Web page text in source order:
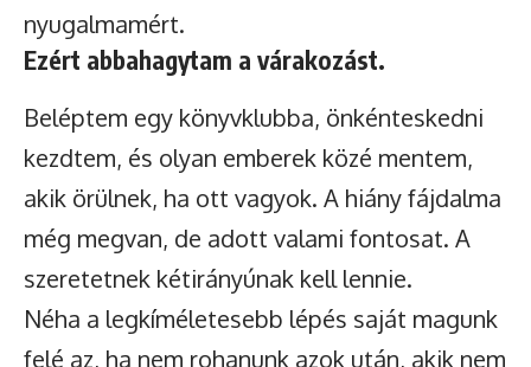
nyugalmamért.
Ezért abbahagytam a várakozást.
Beléptem egy könyvklubba, önkénteskedni
kezdtem, és olyan emberek közé mentem,
akik örülnek, ha ott vagyok. A hiány fájdalma
még megvan, de adott valami fontosat. A
szeretetnek kétirányúnak kell lennie.
Néha a legkíméletesebb lépés saját magunk
felé az, ha nem rohanunk azok után, akik nem